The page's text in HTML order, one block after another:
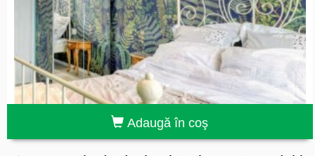
Adaugă în coş